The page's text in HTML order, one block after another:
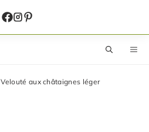
Velouté aux châtaignes léger